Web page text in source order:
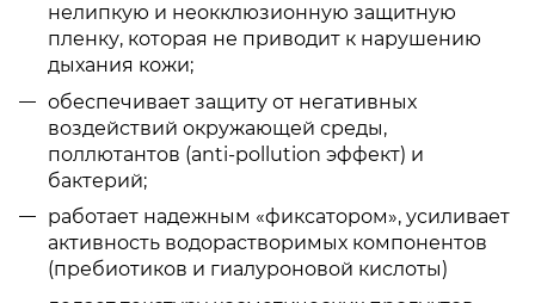
нелипкую и неокклюзионную защитную
пленку, которая не приводит к нарушению
дыхания кожи;
обеспечивает защиту от негативных
воздействий окружающей среды,
поллютантов (anti-pollution эффект) и
бактерий;
работает надежным «фиксатором», усиливает
активность водорастворимых компонентов
(пребиотиков и гиалуроновой кислоты)